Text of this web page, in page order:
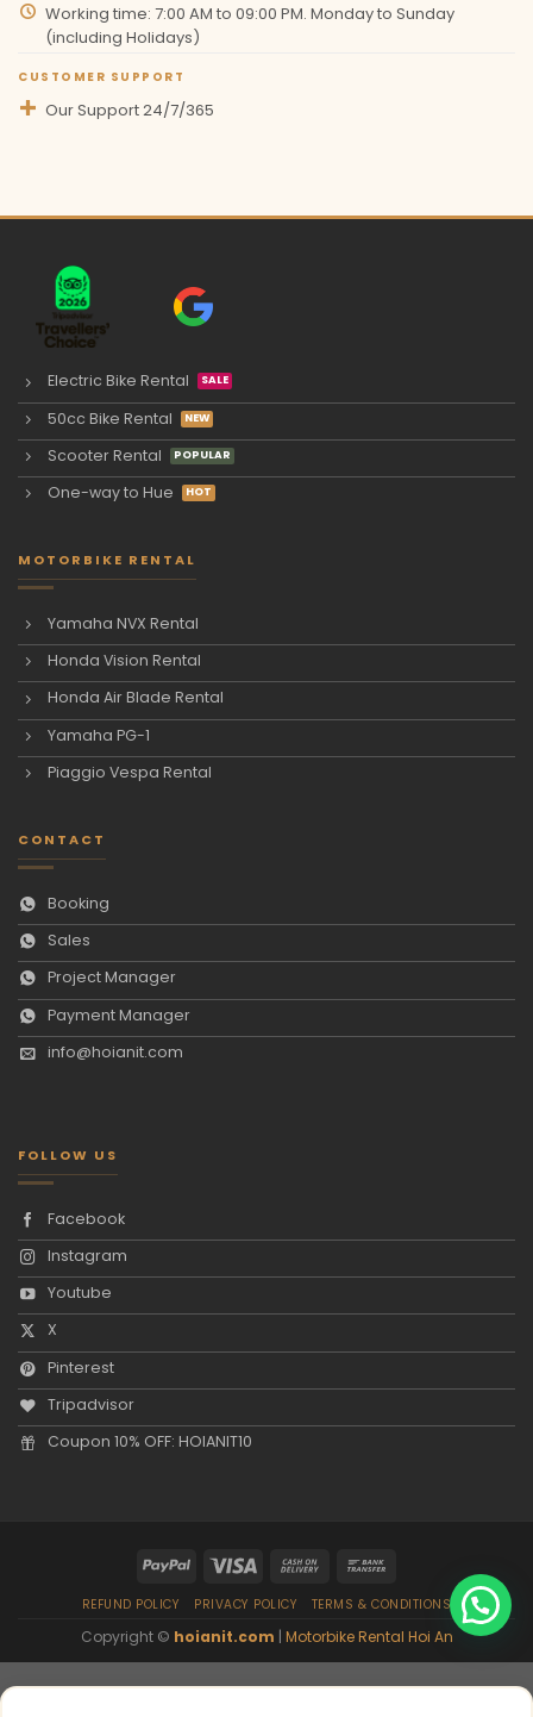
Working time: 7:00 AM to 09:00 PM. Monday to Sunday
(including Holidays)
CUSTOMER SUPPORT
Our Support 24/7/365
Electric Bike Rental
50cc Bike Rental
Scooter Rental
One-way to Hue
MOTORBIKE RENTAL
Yamaha NVX Rental
Honda Vision Rental
Honda Air Blade Rental
Yamaha PG-1
Piaggio Vespa Rental
CONTACT
Booking
Sales
Project Manager
Payment Manager
info@hoianit.com
FOLLOW US
Facebook
Instagram
Youtube
X
Pinterest
Tripadvisor
Coupon 10% OFF: HOIANIT10
REFUND POLICY PRIVACY POLICY TERMS & CONDITIONS
Copyright © hoianit.com | Motorbike Rental Hoi An